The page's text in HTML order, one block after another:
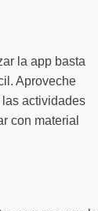
la app basta
Aproveche
actividades
con material